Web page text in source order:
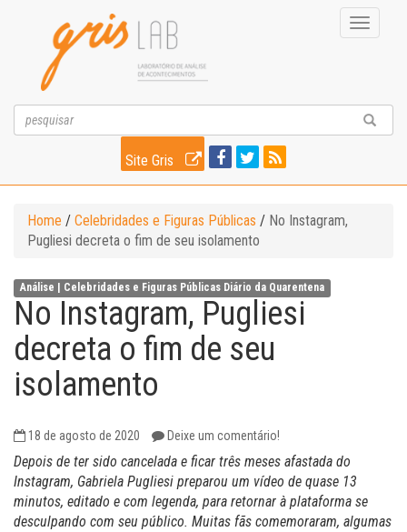
Toggle
Site Gris
Home / Celebridades e Figuras Públicas / No Instagram,
Pugliesi decreta o fim de seu isolamento
Análise | Celebridades e Figuras Públicas Diário da Quarentena
No Instagram, Pugliesi
decreta o fim de seu
isolamento
18 de agosto de 2020 Deixe um comentário!
Depois de ter sido cancelada e ficar três meses afastada do
Instagram, Gabriela Pugliesi preparou um vídeo de quase 13
minutos, editado e com legenda, para retornar à plataforma se
desculpando com seu público. Muitas fãs comemoraram, algumas